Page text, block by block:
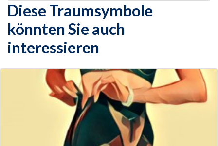
Diese Traumsymbole
könnten Sie auch
interessieren